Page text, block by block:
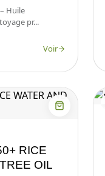
Huile
pr...
Voir
RICE
OIL